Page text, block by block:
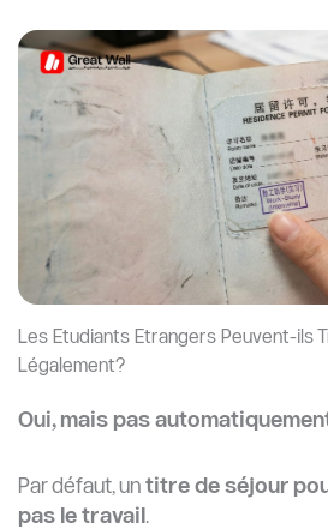
Les Etudiants Etrangers Peuvent-ils
Légalement?
Oui, mais pas
Par défaut, un titre de séjour
pas le travail.